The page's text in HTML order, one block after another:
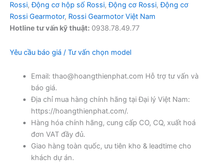
Rossi,Động cơ hộp số Rossi,Động cơ Rossi,Động cơ
Rossi Gearmotor, Rossi Gearmotor Việt Nam
Hotline tư vấn kỹ thuật: 0938.78.49.77
Yêu cầu báo giá / Tư vấn chọn model
Email: thao@hoangthienphat.com Hỗ trợ tư vấn và
báo giá.
Địa chỉ mua hàng chính hãng tại Đại lý Việt Nam:
https://hoangthienphat.com/.
Hàng hóa chính hãng, cung cấp CO, CQ, xuất hoá
đơn VAT đầy đủ.
Giao hàng toàn quốc, ưu tiên kho & leadtime cho
khách dự án.